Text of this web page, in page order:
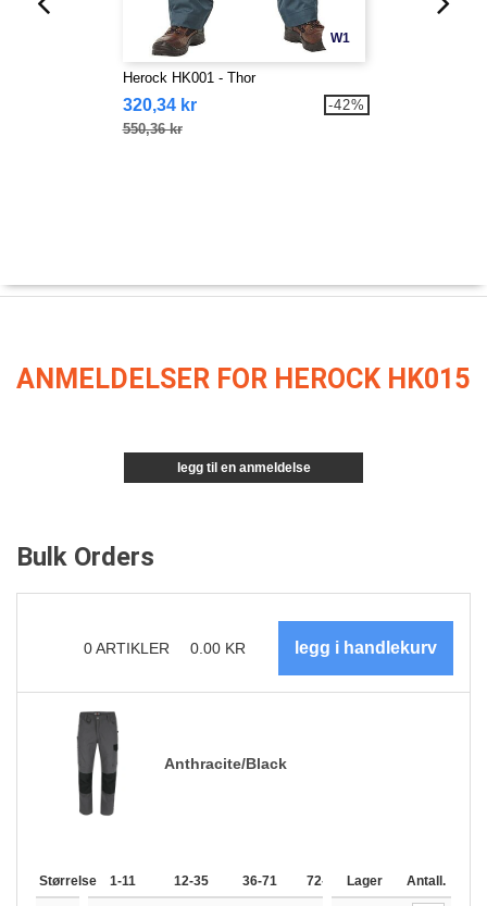
W1
Herock HK001 - Thor
320,34 kr
550,36 kr
-42%
ANMELDELSER FOR HEROCK HK015
legg til en anmeldelse
Bulk Orders
0ARTIKLER 0.00 KR
Anthracite/Black
Størrelse 1-11 12-35 36-71 72-143 144-287
Lager Antall.